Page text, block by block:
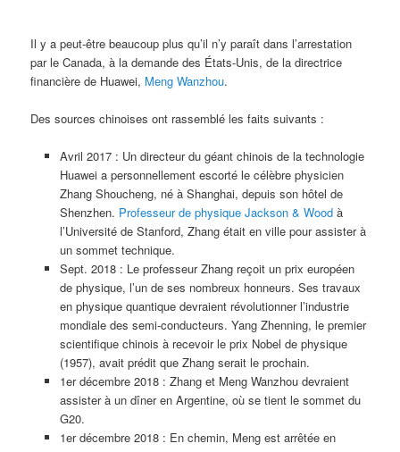
Il y a peut-être beaucoup plus qu’il n’y paraît dans l’arrestation
par le Canada, à la demande des États-Unis, de la directrice
financière de Huawei, Meng Wanzhou.
Des sources chinoises ont rassemblé les faits suivants :
Avril 2017 : Un directeur du géant chinois de la technologie
Huawei a personnellement escorté le célèbre physicien
Zhang Shoucheng, né à Shanghai, depuis son hôtel de
Shenzhen. Professeur de physique Jackson & Woodà
l’Université de Stanford, Zhang était en ville pour assister à
un sommet technique.
Sept. 2018 : Le professeur Zhang reçoit un prix européen
de physique, l’un de ses nombreux honneurs. Ses travaux
en physique quantique devraient révolutionner l’industrie
mondiale des semi-conducteurs. Yang Zhenning, le premier
scientifique chinois à recevoir le prix Nobel de physique
(1957), avait prédit que Zhang serait le prochain.
1er décembre 2018 : Zhang et Meng Wanzhou devraient
assister à un dîner en Argentine, où se tient le sommet du
G20.
1er décembre 2018 : En chemin, Meng est arrêtée en